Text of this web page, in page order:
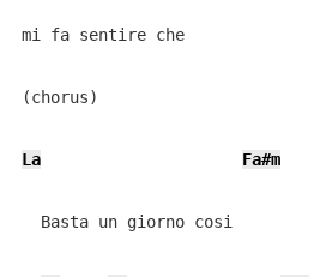
mi fa sentire che
(chorus)
La Fa#m
  Basta un giorno cosi